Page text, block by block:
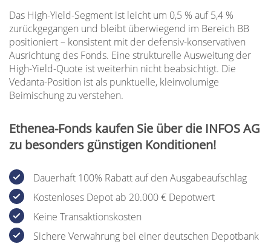
Das High-Yield-Segment ist leicht um 0,5 % auf 5,4 %
zurückgegangen und bleibt überwiegend im Bereich BB
positioniert – konsistent mit der defensiv-konservativen
Ausrichtung des Fonds. Eine strukturelle Ausweitung der
High-Yield-Quote ist weiterhin nicht beabsichtigt. Die
Vedanta-Position ist als punktuelle, kleinvolumige
Beimischung zu verstehen.
Ethenea-Fonds kaufen Sie über die INFOS AG
zu besonders günstigen Konditionen!
Dauerhaft 100% Rabatt auf den Ausgabeaufschlag
Kostenloses Depot ab 20.000 € Depotwert
Keine Transaktionskosten
Sichere Verwahrung bei einer deutschen Depotbank